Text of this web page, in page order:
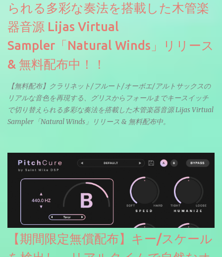
られる多彩な奏法を搭載した木管楽
器音源 Lijas Virtual
Sampler「Natural Winds」リリース
& 無料配布中！！
【無料配布】クラリネット/フルート/オーボエ/アルトサックスの
リアルな音色を再現する、グリスからフォールまでキースイッチ
で切り替えられる多彩な奏法を搭載した木管楽器音源 Lijas Virtual
Sampler「Natural Winds」リリース & 無料配布中。
【期間限定無償配布】キー/スケール